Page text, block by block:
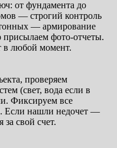
от фундамента до
— строгий контроль
— армирование
присылаем фото-отчеты.
в любой момент.
проверяем
(свет, вода если в
Фиксируем все
Если нашли недочет —
свой счет.